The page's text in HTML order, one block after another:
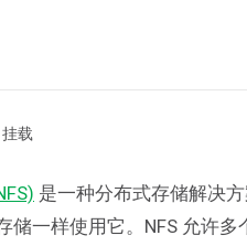
是一种分布式存储解决
储一样使用它。NFS 允许